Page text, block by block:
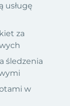
usługę
za
śledzenia
w